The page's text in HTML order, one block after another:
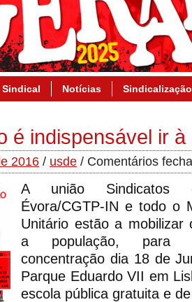
Notícias Sindicalização
é indispensável ir à
2016 / usde / Comentários
A união Sindicatos
Évora/CGTP-IN e todo o
Unitário estão a mobilizar
a população, para
concentração dia 18 de
Parque Eduardo VII em
escola pública gratuita e